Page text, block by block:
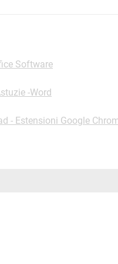
Software
-Word
- Estensioni Google